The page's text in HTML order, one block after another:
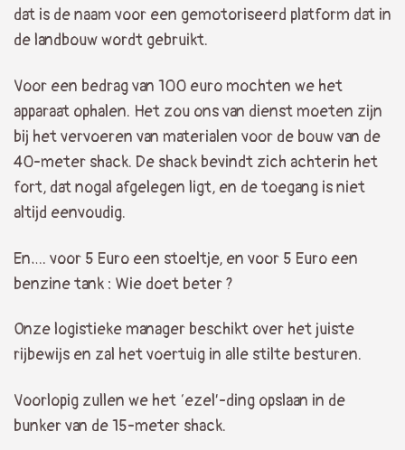
dat is de naam voor een gemotoriseerd platform dat in
de landbouw wordt gebruikt.
Voor een bedrag van 100 euro mochten we het
apparaat ophalen. Het zou ons van dienst moeten zijn
bij het vervoeren van materialen voor de bouw van de
40-meter shack. De shack bevindt zich achterin het
fort, dat nogal afgelegen ligt, en de toegang is niet
altijd eenvoudig.
En…. voor 5 Euro een stoeltje, en voor 5 Euro een
benzine tank : Wie doet beter ?
Onze logistieke manager beschikt over het juiste
rijbewijs en zal het voertuig in alle stilte besturen.
Voorlopig zullen we het ‘ezel’-ding opslaan in de
bunker van de 15-meter shack.